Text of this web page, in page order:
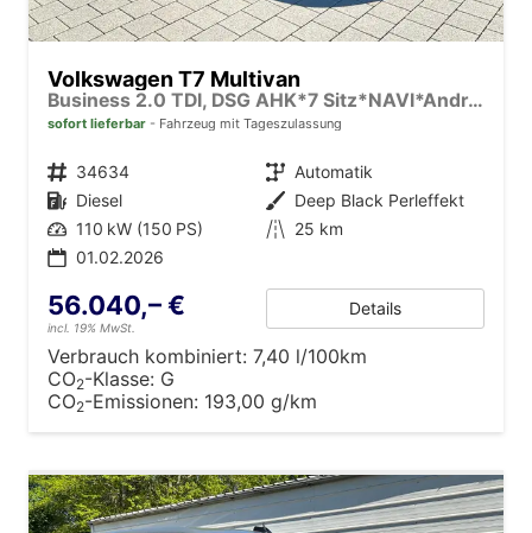
Volkswagen T7 Multivan
Business 2.0 TDI, DSG AHK*7 Sitz*NAVI*Android Auto*SHZ*Matrix*17"*Kamera*3Z Klimaauto*
sofort lieferbar Fahrzeug mit Tageszulassung
Fahrzeugnr. 34634 Getriebe Automatik
Kraftstoff Diesel Außenfarbe Deep Black Perleffekt
Leistung 110 kW (150 PS) Kilometerstand 25 km
01.02.2026
56.040,– €
incl. 19% MwSt.
Details
Verbrauch kombiniert: 7,40 l/100km
CO2-Klasse: G
CO2-Emissionen: 193,00 g/km